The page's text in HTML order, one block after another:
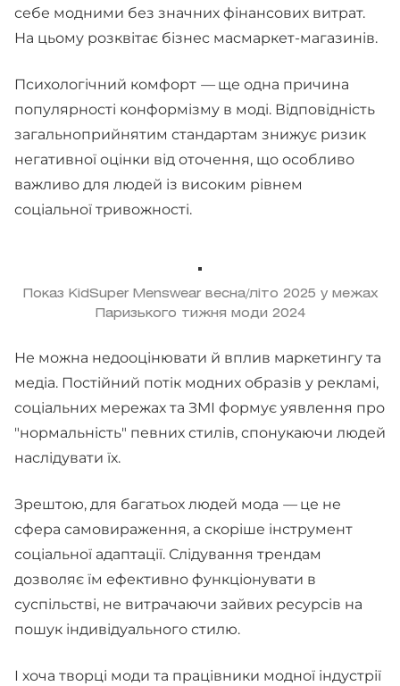
себе модними без значних фінансових витрат.
На цьому розквітає бізнес масмаркет-магазинів.
Психологічний комфорт —ще одна причина
популярності конформізму в моді. Відповідність
загальноприйнятим стандартам знижує ризик
негативної оцінки від оточення, що особливо
важливо для людей із високим рівнем
соціальної тривожності.
Показ KidSuper Menswear весна/літо 2025 у межах
Паризького тижня моди 2024
Не можна недооцінювати й вплив маркетингу та
медіа. Постійний потік модних образів у рекламі,
соціальних мережах та ЗМІ формує уявлення про
"нормальність" певних стилів, спонукаючи людей
наслідувати їх.
Зрештою, для багатьох людей мода —це не
сфера самовираження, а скоріше інструмент
соціальної адаптації. Слідування трендам
дозволяє їм ефективно функціонувати в
суспільстві, не витрачаючи зайвих ресурсів на
пошук індивідуального стилю.
І хоча творці моди та працівники модної індустрії